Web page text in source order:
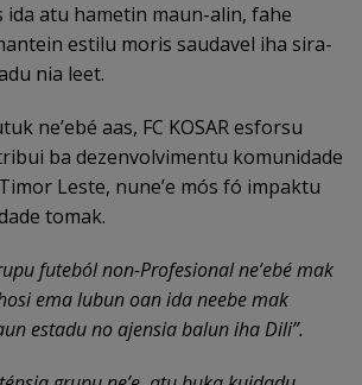
ida atu hametin maun-alin, fahe
estilu moris saudavel iha sira-
nia leet.
ne’ebé aas, FC KOSAR esforsu
ba dezenvolvimentu komunidade
Leste, nune’e mós fó impaktu
tomak.
futeból non-Profesional ne’ebé mak
ema lubun oan ida neebe mak
estadu no ajensia balun iha Dili”.